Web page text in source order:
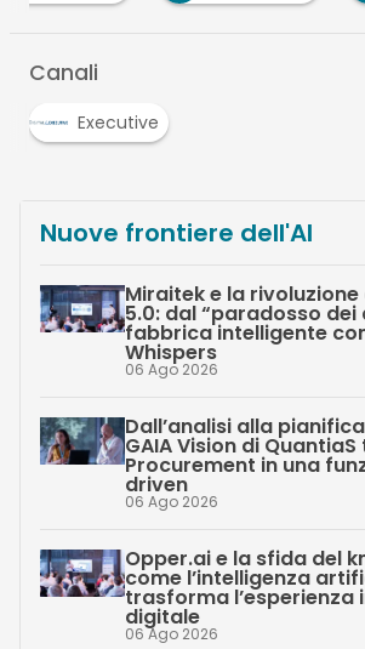
Canali
Executive
Nuove frontiere dell'AI
Miraitek e la rivoluzione
5.0: dal “paradosso dei
fabbrica intelligente
Whispers
06 Ago 2026
Dall’analisi alla
GAIA Vision di
Procurement in una
driven
06 Ago 2026
Opper.ai e la sfida del
come l’intelligenza
trasforma l’esperienza
digitale
06 Ago 2026